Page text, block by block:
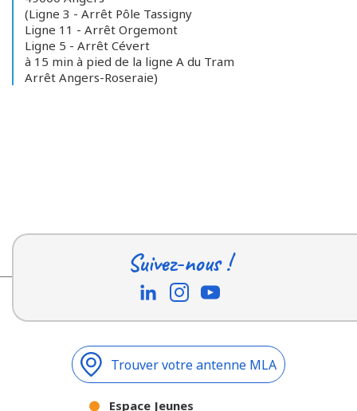
(Ligne 3 - Arrêt Pôle Tassigny
Ligne 11 - Arrêt Orgemont
Ligne 5 - Arrêt Cévert
à 15 min à pied de la ligne A du Tram
Arrêt Angers-Roseraie)
Suivez-nous !
Trouver votre antenne MLA
Espace Jeunes